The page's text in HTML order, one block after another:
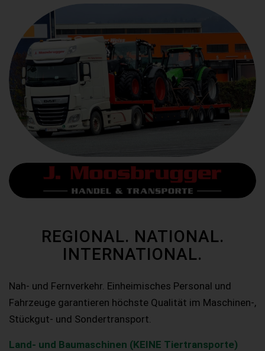
REGIONAL. NATIONAL.
INTERNATIONAL.
Nah- und Fernverkehr. Einheimisches Personal und
Fahrzeuge garantieren höchste Qualität im Maschinen-,
Stückgut- und Sondertransport.
Land- und Baumaschinen (KEINE Tiertransporte)